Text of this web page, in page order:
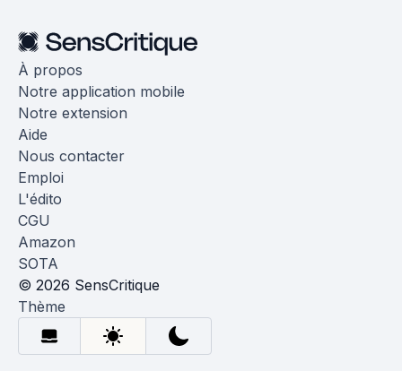
À propos
Notre application mobile
Notre extension
Aide
Nous contacter
Emploi
L'édito
CGU
Amazon
SOTA
© 2026 SensCritique
Thème